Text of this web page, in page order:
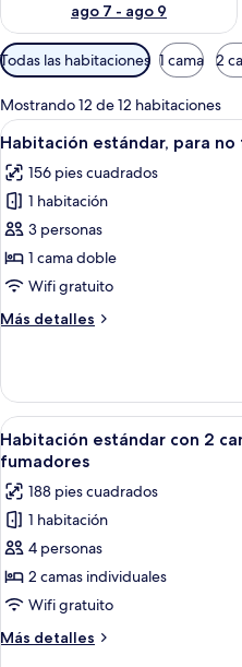
ago 7 - ago 9
Filtros
disponibles
para
las
habitaciones
Todas las habitaciones 1 cama 2
Mostrando 12 de 12 habitaciones
Abrir
todas
las
fotos
de
Habitación
estándar,
no
11
Habitación estándar, para
156 pies cuadrados
1 habitación
3 personas
1 cama doble
Wifi gratuito
Más detalles
Más
estándar,
para
no
fumadores
Abrir
todas
las
fotos
de
Habitación
estándar
con
2
camas
11
Habitación estándar con 2
fumadores
188 pies cuadrados
1 habitación
4 personas
2 camas individuales
Wifi gratuito
Más detalles
Más